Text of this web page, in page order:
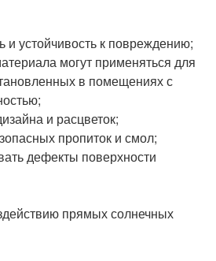
и устойчивость к повреждению;
могут применяться для
в помещениях с
и расцветок;
пропиток и смол;
дефекты поверхности
прямых солнечных